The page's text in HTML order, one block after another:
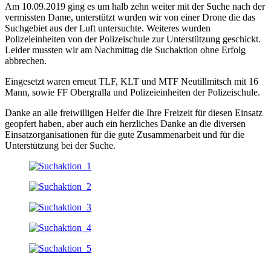
Am 10.09.2019 ging es um halb zehn weiter mit der Suche nach der
vermissten Dame, unterstützt wurden wir von einer Drone die das
Suchgebiet aus der Luft untersuchte. Weiteres wurden
Polizeieinheiten von der Polizeischule zur Unterstützung geschickt.
Leider mussten wir am Nachmittag die Suchaktion ohne Erfolg
abbrechen.
Eingesetzt waren erneut TLF, KLT und MTF Neutillmitsch mit 16
Mann, sowie FF Obergralla und Polizeieinheiten der Polizeischule.
Danke an alle freiwilligen Helfer die Ihre Freizeit für diesen Einsatz
geopfert haben, aber auch ein herzliches Danke an die diversen
Einsatzorganisationen für die gute Zusammenarbeit und für die
Unterstützung bei der Suche.